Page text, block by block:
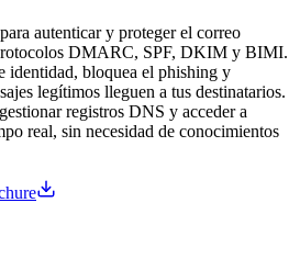
autenticar y proteger el correo
DMARC, SPF, DKIM y BIMI.
identidad, bloquea el phishing y
legítimos lleguen a tus destinatarios.
registros DNS y acceder a
real, sin necesidad de conocimientos